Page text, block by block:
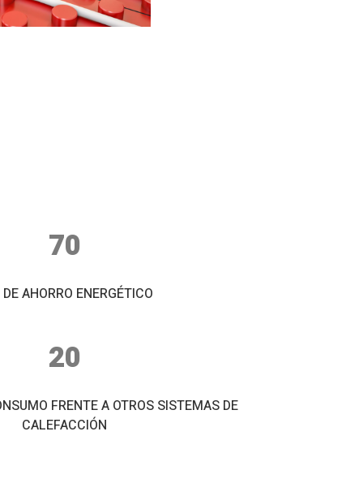
70
AHORRO ENERGÉTICO
20
FRENTE A OTROS SISTEMAS DE
CALEFACCIÓN